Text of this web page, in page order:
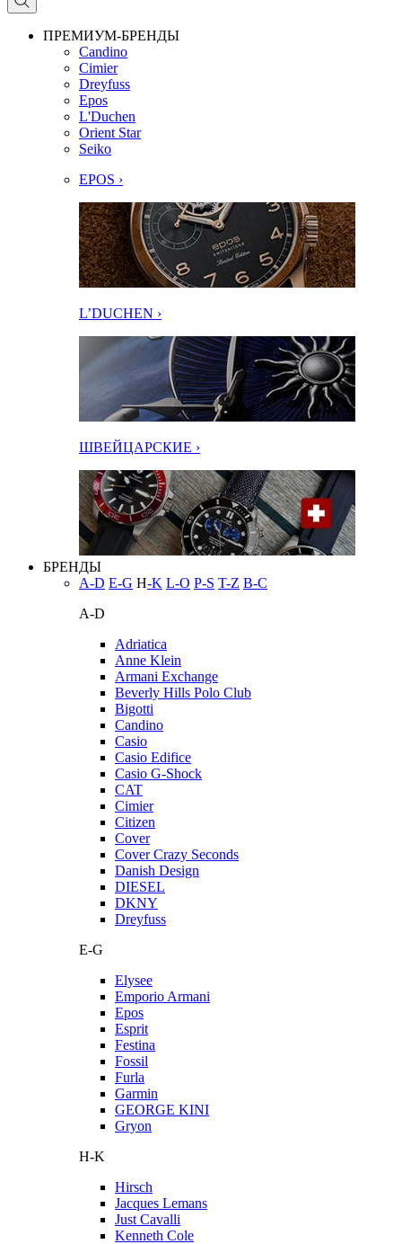
ПРЕМИУМ-БРЕНДЫ
Candino
Cimier
Dreyfuss
Epos
L'Duchen
Orient Star
Seiko
EPOS ›
L’DUCHEN ›
ШВЕЙЦАРСКИЕ ›
БРЕНДЫ
A-D E-G H-K L-O P-S T-Z В-С
A-D
Adriatica
Anne Klein
Armani Exchange
Beverly Hills Polo Club
Bigotti
Candino
Casio
Casio Edifice
Casio G-Shock
CAT
Cimier
Citizen
Cover
Cover Crazy Seconds
Danish Design
DIESEL
DKNY
Dreyfuss
E-G
Elysee
Emporio Armani
Epos
Esprit
Festina
Fossil
Furla
Garmin
GEORGE KINI
Gryon
H-K
Hirsch
Jacques Lemans
Just Cavalli
Kenneth Cole